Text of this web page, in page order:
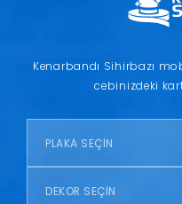
Kenarbandı Sihirbazı
cebinizdeki
PLAKA SEÇİN
DEKOR SEÇİN